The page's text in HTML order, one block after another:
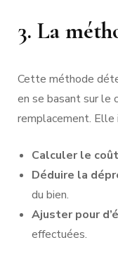
3. La
Cette méthode
en se basant sur le
remplacement.
Calculer le
Déduire la
du bien.
Ajuster pour
effectuées.